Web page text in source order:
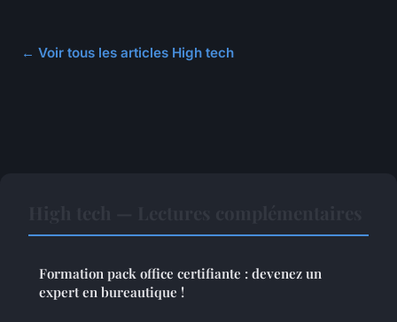
← Voir tous les articles High tech
Formation pack office certifiante : devenez un
expert en bureautique !